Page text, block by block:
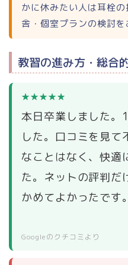
かに休みたい人は耳栓
舎・個室プランの検討を
教習の進み方・総合
★★★★★
本日卒業しました。
した。口コミを見て
なことはなく、快適
た。ネットの評判だ
かめてよかったです。
Googleのクチコミより